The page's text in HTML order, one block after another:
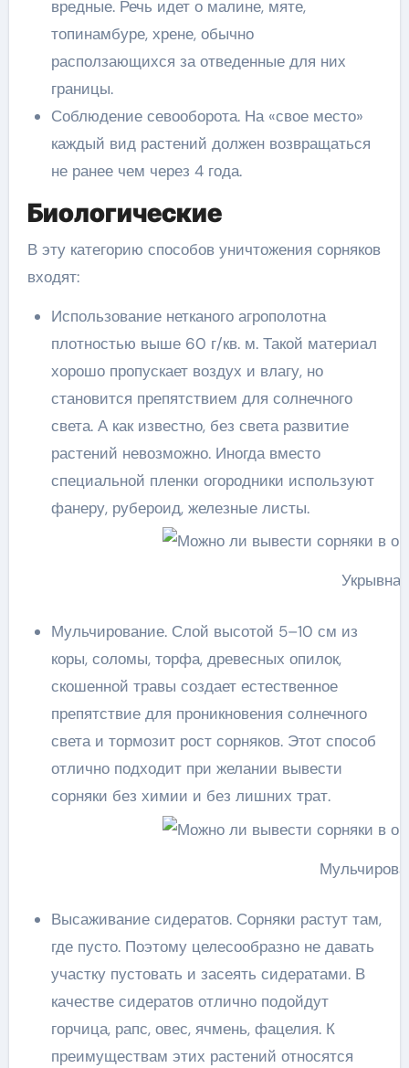
вредные. Речь идет о малине, мяте,
топинамбуре, хрене, обычно
расползающихся за отведенные для них
границы.
Соблюдение севооборота. На «свое место»
каждый вид растений должен возвращаться
не ранее чем через 4 года.
Биологические
В эту категорию способов уничтожения сорняков
входят:
Использование нетканого агрополотна
плотностью выше 60 г/кв. м. Такой материал
хорошо пропускает воздух и влагу, но
становится препятствием для солнечного
света. А как известно, без света развитие
растений невозможно. Иногда вместо
специальной пленки огородники используют
фанеру, рубероид, железные листы.
Мульчирование. Слой высотой 5–10 см из
коры, соломы, торфа, древесных опилок,
скошенной травы создает естественное
препятствие для проникновения солнечного
света и тормозит рост сорняков. Этот способ
отлично подходит при желании вывести
сорняки без химии и без лишних трат.
Высаживание сидератов. Сорняки растут там,
где пусто. Поэтому целесообразно не давать
участку пустовать и засеять сидератами. В
качестве сидератов отлично подойдут
горчица, рапс, овес, ячмень, фацелия. К
преимуществам этих растений относятся